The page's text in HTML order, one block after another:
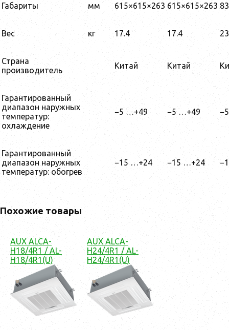
Габариты мм 615×615×263 615×615×263
Вес кг 17.4 17.4
Страна
производитель
Китай Китай
Гарантированный
диапазон наружных
температур:
охлаждение
−5 …+49 −5 …+49
Гарантированный
диапазон наружных
температур: обогрев
−15 …+24 −15 …+24
Похожие товары
AUX ALCA-
H18/4R1 / AL-
H18/4R1(U)
AUX ALCA-
H24/4R1 / AL-
H24/4R1(U)